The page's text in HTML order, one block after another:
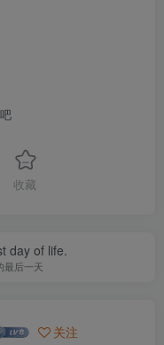
收藏
day of life.
最后一天
关注